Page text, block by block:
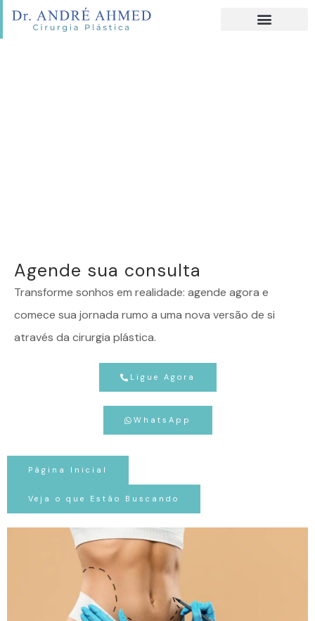
Agende sua consulta
Transforme sonhos em realidade: agende agora e
comece sua jornada rumo a uma nova versão de si
através da cirurgia plástica.
Ligue Agora
WhatsApp
Página Inicial
Veja o que Estão Buscando